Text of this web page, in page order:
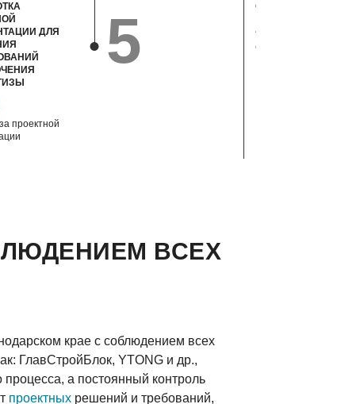
ДЛЯ
проектной
5
4 месяца
Строительный
ВСЕХ
крае с соблюдением всех
ГлавCтройБлок, YTONG и др.,
а постоянный контроль
проектных решений и требований,